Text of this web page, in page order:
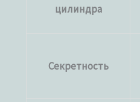
цилиндра
Секретность